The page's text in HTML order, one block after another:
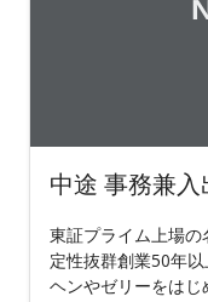
中途 事務兼入
東証プライム上場
定性抜群創業50年
ヘンやゼリーをはじ